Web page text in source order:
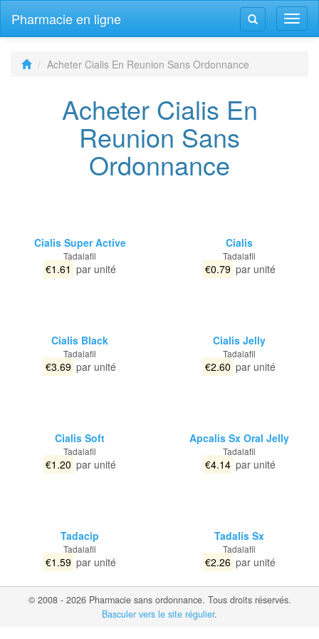
Navigation
bascule
Pharmacie en ligne
Acheter Cialis En Reunion Sans Ordonnance
Acheter Cialis En
Reunion Sans
Ordonnance
Cialis Super Active
Tadalafil
€1.61 par unité
Cialis
Tadalafil
€0.79 par unité
Cialis Black
Tadalafil
€3.69 par unité
Cialis Jelly
Tadalafil
€2.60 par unité
Cialis Soft
Tadalafil
€1.20 par unité
Apcalis Sx Oral Jelly
Tadalafil
€4.14 par unité
Tadacip
Tadalafil
€1.59 par unité
Tadalis Sx
Tadalafil
€2.26 par unité
© 2008 - 2026 Pharmacie sans ordonnance. Tous droits réservés.
Basculer vers le site régulier.